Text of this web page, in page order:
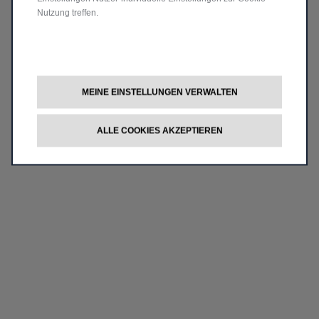
Nutzung treffen.
MEINE EINSTELLUNGEN VERWALTEN
ALLE COOKIES AKZEPTIEREN